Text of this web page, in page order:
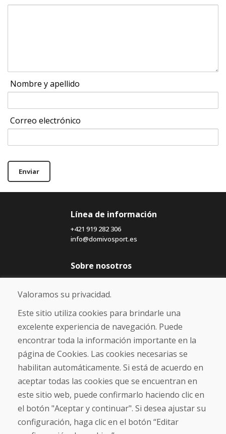
Nombre y apellido
Correo electrónico
Enviar
Línea de información
+421 919 282 306
info@domivosport.es
Sobre nosotros
Blog
Sobre nosotros
Comercio
Contacto
Compra
Tienda electrónica
Envío y pago
NORMAS DE RECLAMACIÓN
Devolución y cambio de mercancías
Política de privacidad
Cookies
Valoramos su privacidad.
Este sitio utiliza cookies para brindarle una
excelente experiencia de navegación. Puede
encontrar toda la información importante en la
página de Cookies. Las cookies necesarias se
habilitan automáticamente. Si está de acuerdo en
aceptar todas las cookies que se encuentran en
este sitio web, puede confirmarlo haciendo clic en
el botón "Aceptar y continuar". Si desea ajustar su
configuración, haga clic en el botón “Editar